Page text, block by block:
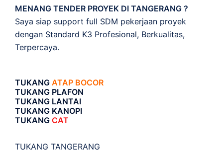
MENANG TENDER PROYEK DI TANGERANG ?
Saya siap support full SDM pekerjaan proyek
dengan Standard K3 Profesional, Berkualitas,
Terpercaya.
TUKANG ATAP BOCOR
TUKANG PLAFON
TUKANG LANTAI
TUKANG KANOPI
TUKANG CAT
TUKANG TANGERANG